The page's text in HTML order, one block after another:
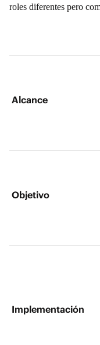
roles diferentes pero
Alcance
Objetivo
Implementación